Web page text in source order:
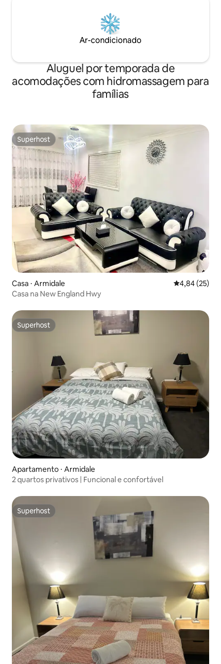
Ar-condicionado
Aluguel por temporada de
acomodações com hidromassagem para
famílias
Superhost
Superhost
Casa ⋅ Armidale 4,84 de uma
4,84 (25)
Casa na New England Hwy
Superhost
Superhost
Apartamento ⋅ Armidale
2 quartos privativos | Funcional e confortável
Superhost
Superhost